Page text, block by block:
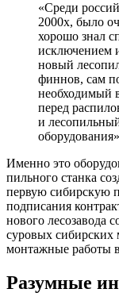
«Среди
2000х, было
хорошо знал
исключением
новый
финнов, сам
необходимый
перед
и
Именно это
пильного станка
первую сибирскую
подписания
нового лесозавода
суровых сибирских
монтажные работы
Разумные